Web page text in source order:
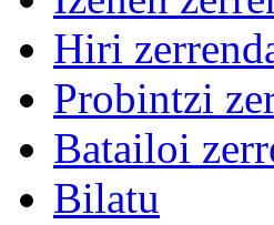
Hiri
Probintzi
Batailoi
Bilatu